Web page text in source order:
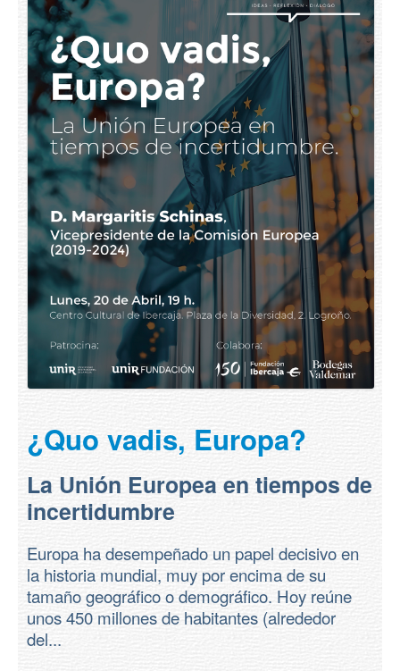
España
Europa
Cristianismo
Mundo digital
Geopolítica
Democracia
Testimonios de vida
Todos los temas
Ponentes
Colabora
¿Quo vadis, Europa?
La Unión Europea en tiempos de
incertidumbre
Europa ha desempeñado un papel decisivo en
la historia mundial, muy por encima de su
tamaño geográfico o demográfico. Hoy reúne
unos 450 millones de habitantes (alrededor
del...